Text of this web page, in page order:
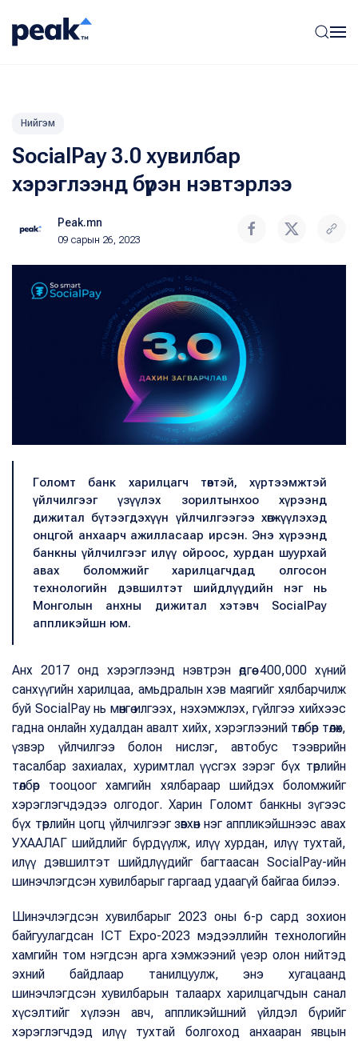
Нийгэм
SocialPay 3.0 хувилбар
хэрэглээнд бүрэн нэвтэрлээ
Peak.mn
09 сарын 26, 2023
Голомт банк харилцагч төвтэй, хүртээмжтэй
үйлчилгээг үзүүлэх зорилтынхоо хүрээнд
дижитал бүтээгдэхүүн үйлчилгээгээ хөгжүүлэхэд
онцгой анхаарч ажилласаар ирсэн. Энэ хүрээнд
банкны үйлчилгээг илүү ойроос, хурдан шуурхай
авах боломжийг харилцагчдад олгосон
технологийн дэвшилтэт шийдлүүдийн нэг нь
Монголын анхны дижитал хэтэвч SocialPay
аппликэйшн юм.
Анх 2017 онд хэрэглээнд нэвтрэн өдгөө 400,000 хүний
санхүүгийн харилцаа, амьдралын хэв маягийг хялбарчилж
буй SocialPay нь мөнгө илгээх, нэхэмжлэх, гүйлгээ хийхээс
гадна онлайн худалдан авалт хийх, хэрэглээний төлбөр төлөх,
үзвэр үйлчилгээ болон нислэг, автобус тээврийн
тасалбар захиалах, хуримтлал үүсгэх зэрэг бүх төрлийн
төлбөр тооцоог хамгийн хялбараар шийдэх боломжийг
хэрэглэгчдэдээ олгодог. Харин Голомт банкны зүгээс
бүх төрлийн цогц үйлчилгээг зөвхөн нэг аппликэйшнээс авах
УХААЛАГ шийдлийг бүрдүүлж, илүү хурдан, илүү тухтай,
илүү дэвшилтэт шийдлүүдийг багтаасан SocialPay-ийн
шинэчлэгдсэн хувилбарыг гаргаад удаагүй байгаа билээ.
Шинэчлэгдсэн хувилбарыг 2023 оны 6-р сард зохион
байгуулагдсан ICT Expo-2023 мэдээллийн технологийн
хамгийн том нэгдсэн арга хэмжээний үеэр олон нийтэд
эхний байдлаар танилцуулж, энэ хугацаанд
шинэчлэгдсэн хувилбарын талаарх харилцагчдын санал
хүсэлтийг хүлээн авч, аппликэйшний үйлдэл бүрийг
хэрэглэгчдэд илүү тухтай болгоход анхааран явцын